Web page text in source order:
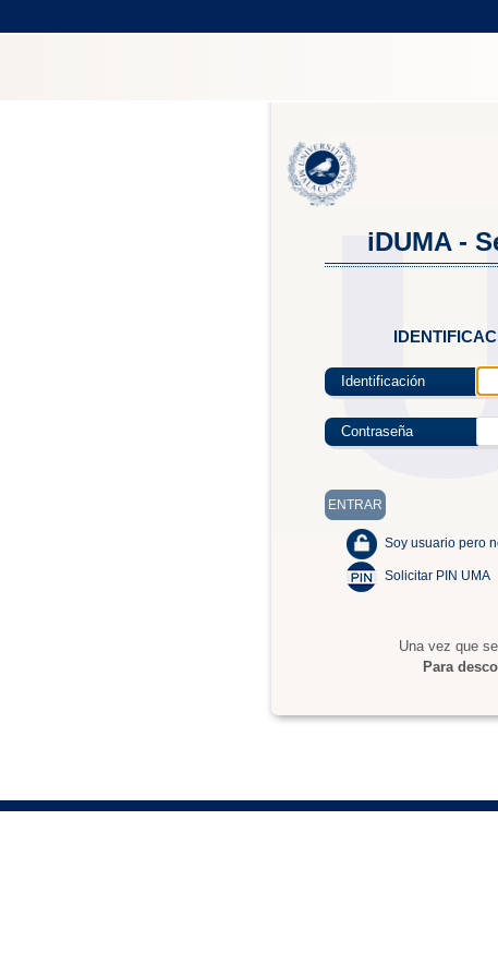
iDUMA -
Identificación
Contraseña
Soy usuario pero
Solicitar PIN UMA
Una vez que
Para